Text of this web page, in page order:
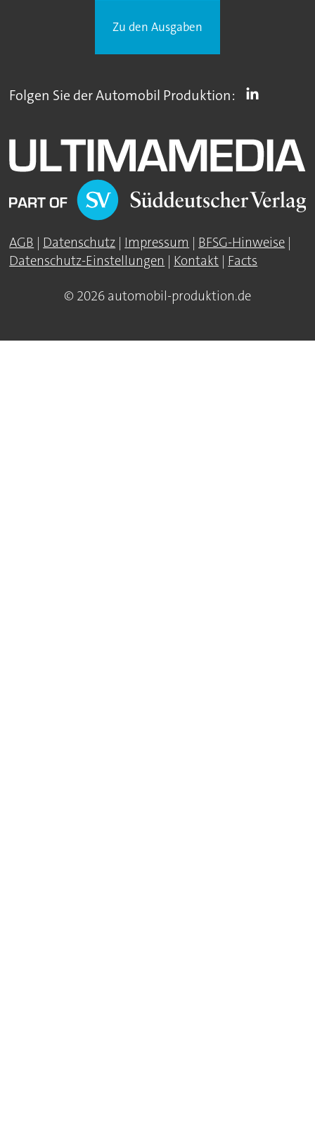
Zu den Ausgaben
Folgen Sie der Automobil Produktion:
AGB | Datenschutz | Impressum | BFSG-Hinweise |
Datenschutz-Einstellungen | Kontakt | Facts
© 2026 automobil-produktion.de